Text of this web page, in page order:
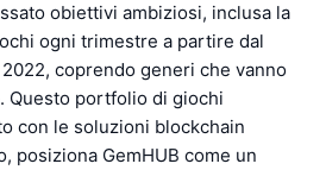
obiettivi ambiziosi, inclusa la
ogni trimestre a partire dal
coprendo generi che vanno
Questo portfolio di giochi
con le soluzioni blockchain
posiziona GemHUB come un